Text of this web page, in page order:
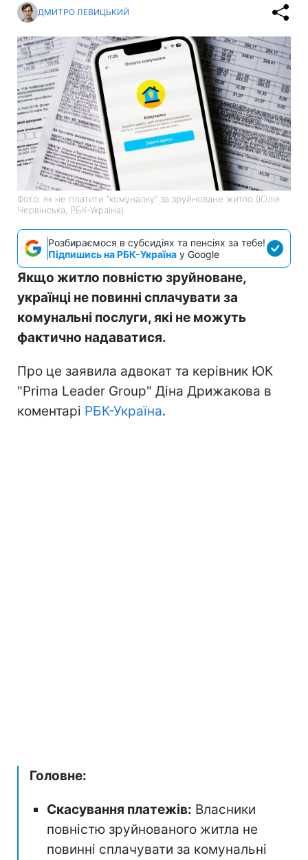
ДМИТРО ЛЕВИЦЬКИЙ
Фото: як не платити "комуналку" за зруйноване житло (Юлія
Червінська, РБК-Україна)
Розбираємося в субсидіях та пенсіях за тебе!
Підпишись на РБК-Україна у Google
Якщо житло повністю зруйноване,
українці не повинні сплачувати за
комунальні послуги, які не можуть
фактично надаватися.
Про це заявила адвокат та керівник ЮК
"Prima Leader Group" Діна Дрижакова в
коментарі РБК-Україна.
Головне:
Скасування платежів: Власники
повністю зруйнованого житла не
повинні сплачувати за комунальні